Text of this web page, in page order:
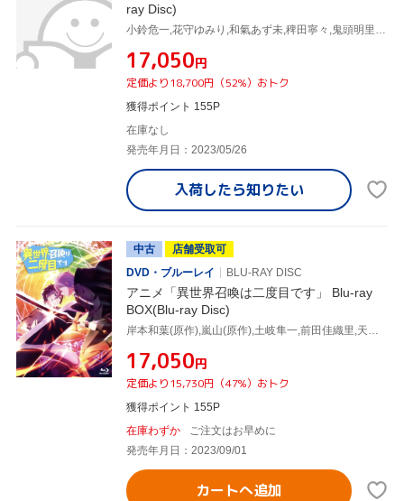
ray Disc)
¥17,050円
定価より18,700円（52%）おトク
獲得ポイント 155P
在庫なし
発売年月日：2023/05/26
入荷したら知りたい
中古
店舗受取可
DVD・ブルーレイ
BLU-RAY DISC
アニメ「異世界召喚は二度目です」 Blu-ray
BOX(Blu-ray Disc)
¥17,050円
定価より15,730円（47%）おトク
獲得ポイント 155P
在庫わずか
ご注文はお早めに
発売年月日：2023/09/01
カートへ追加